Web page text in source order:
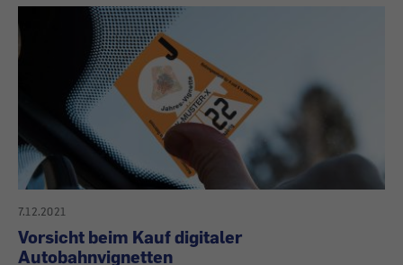
7.12.2021
Vorsicht beim Kauf digitaler
Autobahnvignetten